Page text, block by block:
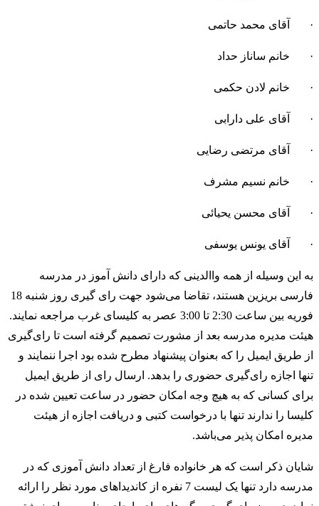
· آقای محمد حاتمی
· خانم ساناز حداد
· خانم لادن حکمی
· آقای علی دارابی
· آقای مرتضی رضایی
· خانم نسیم مشرف
· آقای محسن یحیائی
· آقای یونس یوسفی
به این وسیله از همه واالدینی که دارای دانش آموز در مدرسه
فارسی بریزین هستند، تقاضا می‌شود جهت رای گیری روز شنبه 18
فوریه بین ساعت 2:30 تا 3:00 عصر به کلیسای غرب مراجعه نمایند.
هیئت مدیره مدرسه بعد از مشورت تصمیم گرفته است تا رای‌گیری
از طریق ایمیل را که بعنوان پیشنهاد مطرح شده بود اجرا ننمایند و
تنها اجازه رای‌گیری حضوری را بدهد. ارسال رای از طریق ایمیل
برای کسانی که به هیچ وجه امکان حضور در ساعت تعیین شده در
کلیسا را ندارند تنها با درخواست کتبی و دریافت اجازه از هیئت
مدیره امکان پذیر می‌باشد.
شایان ذکر است که هر خانواده فارغ از تعداد دانش آموزی که در
مدرسه دارد تنها یک لیست 7 نفره از کاندیداهای مورد نظر را ارائه